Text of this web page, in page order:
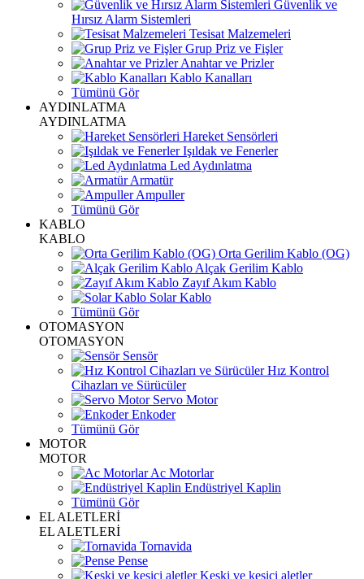
Güvenlik ve
Hırsız Alarm Sistemleri
Tesisat Malzemeleri
Grup Priz ve Fişler
Anahtar ve Prizler
Kablo Kanalları
Tümünü Gör
AYDINLATMA
AYDINLATMA
Hareket Sensörleri
Işıldak ve Fenerler
Led Aydınlatma
Armatür
Ampuller
Tümünü Gör
KABLO
KABLO
Orta Gerilim Kablo (OG)
Alçak Gerilim Kablo
Zayıf Akım Kablo
Solar Kablo
Tümünü Gör
OTOMASYON
OTOMASYON
Sensör
Hız Kontrol
Cihazları ve Sürücüler
Servo Motor
Enkoder
Tümünü Gör
MOTOR
MOTOR
Ac Motorlar
Endüstriyel Kaplin
Tümünü Gör
EL ALETLERİ
EL ALETLERİ
Tornavida
Pense
Keski ve kesici aletler